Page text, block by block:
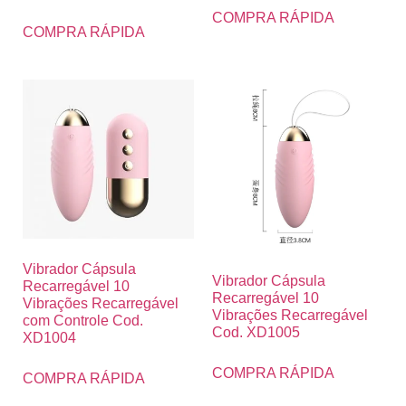
COMPRA RÁPIDA
COMPRA RÁPIDA
Vibrador Cápsula
Recarregável 10
Vibrações Recarregável
com Controle Cod.
XD1004
COMPRA RÁPIDA
Vibrador Cápsula
Recarregável 10
Vibrações Recarregável
Cod. XD1005
COMPRA RÁPIDA